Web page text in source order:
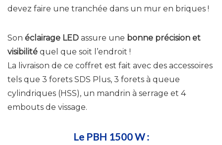
devez faire une tranchée dans un mur en briques !
Son éclairage LED assure une bonne précision et
visibilité quel que soit l’endroit !
La livraison de ce coffret est fait avec des accessoires
tels que 3 forets SDS Plus, 3 forets à queue
cylindriques (HSS), un mandrin à serrage et 4
embouts de vissage.
Le PBH 1500 W :